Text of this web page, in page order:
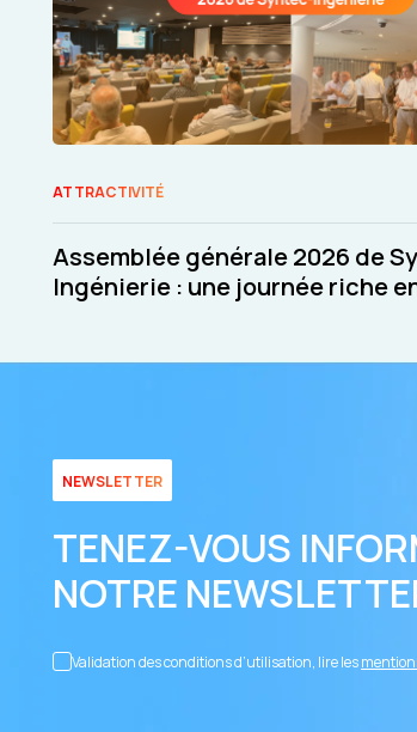
ATTRACTIVITÉ
Assemblée générale 2026 de
Ingénierie : une journée riche
NEWSLETTER
TENEZ-VOUS
NOTRE
Validation des conditions d’utilisation, lire les